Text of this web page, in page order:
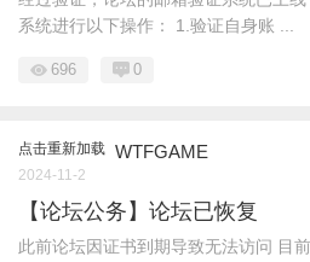
系统进行以下操作： 1.验证自身账 ...
696 0
点击重新加载 WTFGAME
2024-11-2
【论坛公务】论坛已恢复
此前论坛因证书到期导致无法访问 目